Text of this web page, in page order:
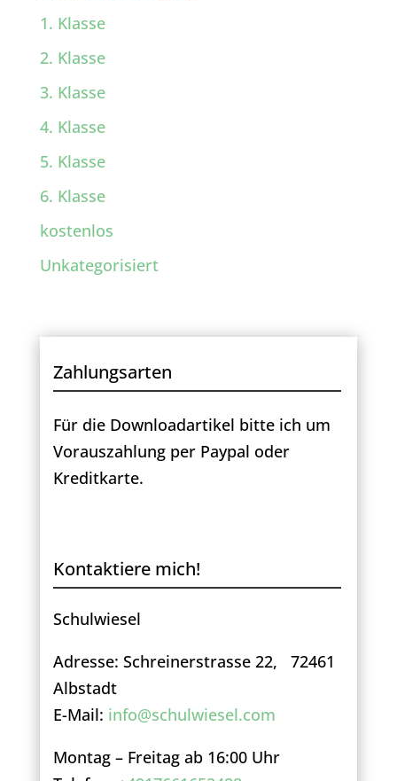
1. Klasse
2. Klasse
3. Klasse
4. Klasse
5. Klasse
6. Klasse
kostenlos
Unkategorisiert
Zahlungsarten
Für die Downloadartikel bitte ich um
Vorauszahlung per Paypal oder
Kreditkarte.
Kontaktiere mich!
Schulwiesel
Adresse: Schreinerstrasse 22, 72461
Albstadt
E-Mail: info@schulwiesel.com
Montag – Freitag ab 16:00 Uhr